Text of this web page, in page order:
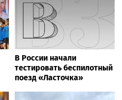
В России начали
тестировать беспилотный
поезд «Ласточка»